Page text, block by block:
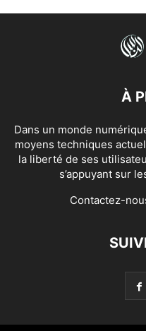
À
Dans un monde
moyens techniques
la liberté de ses
s’appuyant sur
Contactez-